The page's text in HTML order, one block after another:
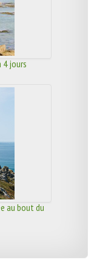
4 jours
au bout du